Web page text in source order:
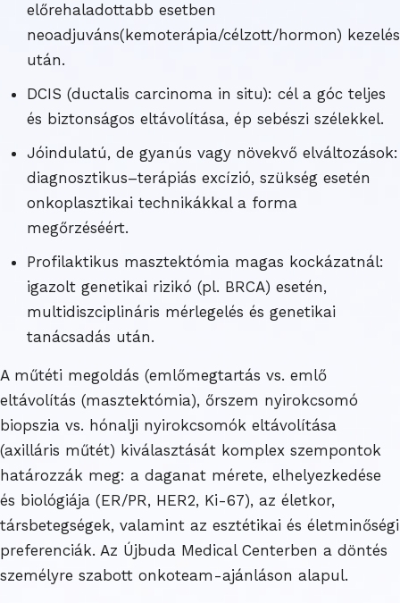
előrehaladottabb esetben
neoadjuváns(kemoterápia/célzott/hormon) kezelés
után.
DCIS (ductalis carcinoma in situ): cél a góc teljes
és biztonságos eltávolítása, ép sebészi szélekkel.
Jóindulatú, de gyanús vagy növekvő elváltozások:
diagnosztikus–terápiás excízió, szükség esetén
onkoplasztikai technikákkal a forma
megőrzéséért.
Profilaktikus masztektómia magas kockázatnál:
igazolt genetikai rizikó (pl. BRCA) esetén,
multidiszciplináris mérlegelés és genetikai
tanácsadás után.
A műtéti megoldás (emlőmegtartás vs. emlő
eltávolítás (masztektómia), őrszem nyirokcsomó
biopszia vs. hónalji nyirokcsomók eltávolítása
(axilláris műtét) kiválasztását komplex szempontok
határozzák meg: a daganat mérete, elhelyezkedése
és biológiája (ER/PR, HER2, Ki-67), az életkor,
társbetegségek, valamint az esztétikai és életminőségi
preferenciák. Az Újbuda Medical Centerben a döntés
személyre szabott onkoteam-ajánláson alapul.